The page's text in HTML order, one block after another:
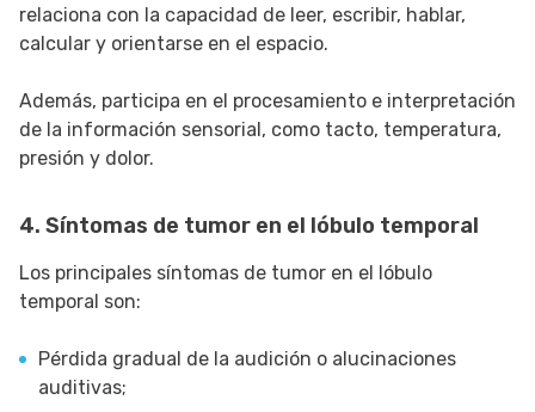
relaciona con la capacidad de leer, escribir, hablar,
calcular y orientarse en el espacio.
Además, participa en el procesamiento e interpretación
de la información sensorial, como tacto, temperatura,
presión y dolor.
4. Síntomas de tumor en el lóbulo temporal
Los principales síntomas de tumor en el lóbulo
temporal son:
Pérdida gradual de la audición o alucinaciones
auditivas;